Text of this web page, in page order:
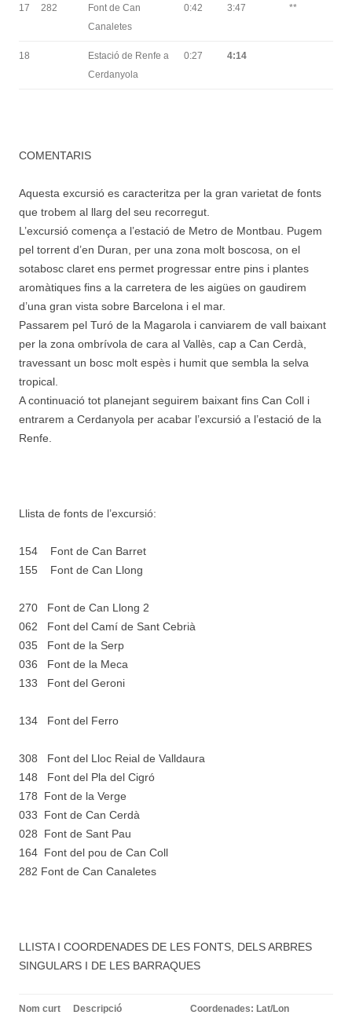
17 282
Font de Can
Canaletes
0:42 3:47 **
18
Estació de Renfe a
Cerdanyola
0:27 4:14
COMENTARIS
Aquesta excursió es caracteritza per la gran varietat de fonts
que trobem al llarg del seu recorregut.
L’excursió comença a l’estació de Metro de Montbau. Pugem
pel torrent d’en Duran, per una zona molt boscosa, on el
sotabosc claret ens permet progressar entre pins i plantes
aromàtiques fins a la carretera de les aigües on gaudirem
d’una gran vista sobre Barcelona i el mar.
Passarem pel Turó de la Magarola i canviarem de vall baixant
per la zona ombrívola de cara al Vallès, cap a Can Cerdà,
travessant un bosc molt espès i humit que sembla la selva
tropical.
A continuació tot planejant seguirem baixant fins Can Coll i
entrarem a Cerdanyola per acabar l’excursió a l’estació de la
Renfe.
Llista de fonts de l’excursió:
154 Font de Can Barret
155 Font de Can Llong
270 Font de Can Llong 2
062 Font del Camí de Sant Cebrià
035 Font de la Serp
036 Font de la Meca
133 Font del Geroni
134 Font del Ferro
308 Font del Lloc Reial de Valldaura
148 Font del Pla del Cigró
178 Font de la Verge
033 Font de Can Cerdà
028 Font de Sant Pau
164 Font del pou de Can Coll
282 Font de Can Canaletes
LLISTA I COORDENADES DE LES FONTS, DELS ARBRES
SINGULARS I DE LES BARRAQUES
Nom curt Descripció Coordenades: Lat/Lon